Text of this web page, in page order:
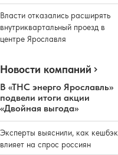
Власти отказались расширять
внутриквартальный проезд в
центре Ярославля
Новости компаний
В «ТНС энерго Ярославль»
подвели итоги акции
«Двойная выгода»
Эксперты выяснили, как кешбэк
влияет на спрос россиян